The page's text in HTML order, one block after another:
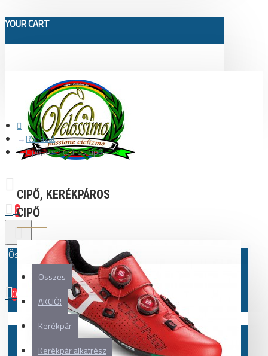
YOUR CART
0
Összes
Összes
AKCIÓ!
Kerékpár
Kerékpár alkatrész
0
Az Ön kosara üres!
Ruházat
Cipő, kerékpáros cipő
CIPŐ, KERÉKPÁROS
CIPŐ